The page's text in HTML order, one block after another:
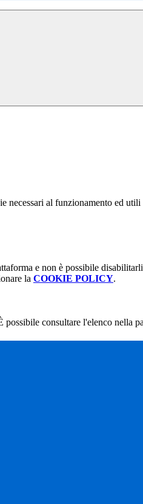
necessari al funzionamento ed
e non è possibile
la COOKIE POLICY.
consultare l'elenco nella